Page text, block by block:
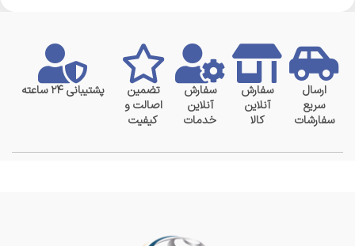
ارسال
سریع
سفارشات
سفارش
آنلاین
کالا
سفارش
آنلاین
خدمات
تضمین
اصالت و
کیفیت
پشتیبانی ۲۴ ساعته